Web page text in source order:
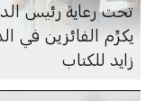
تحت رعاية رئيس
زايد للكتاب